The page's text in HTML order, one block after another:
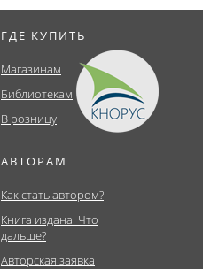
ГДЕ КУПИТЬ
Магазинам
Библиотекам
В розницу
АВТОРАМ
Как стать автором?
Книга издана. Что
дальше?
Авторская заявка